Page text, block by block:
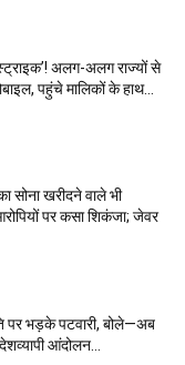
अलग-अलग राज्यों से
पहुंचे मालिकों के हाथ…
सोना खरीदने वाले भी
पर कसा शिकंजा; जेवर
पर भड़के पटवारी, बोले—अब
आंदोलन…